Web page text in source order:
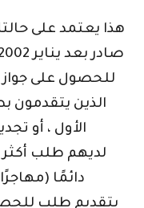
هذا يعتمد على
للحصول على جواز
الذين
لديهم طلب أكثر
دائمًا
بتقديم طلب